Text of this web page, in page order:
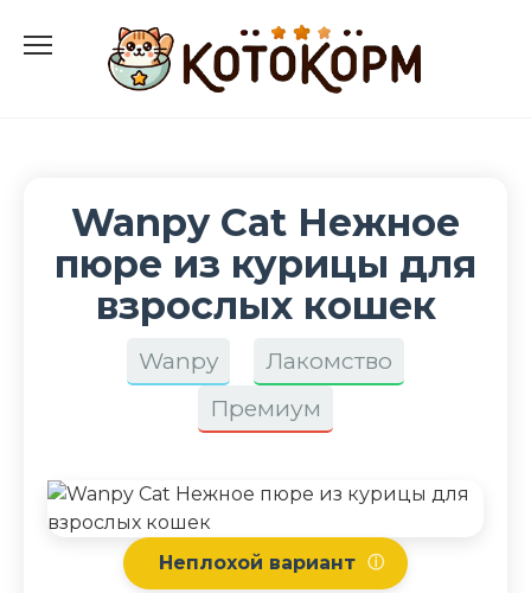
содержанию
Wanpy Cat Нежное
пюре из курицы для
взрослых кошек
Wanpy
Лакомство
Премиум
Неплохой вариант ⓘ